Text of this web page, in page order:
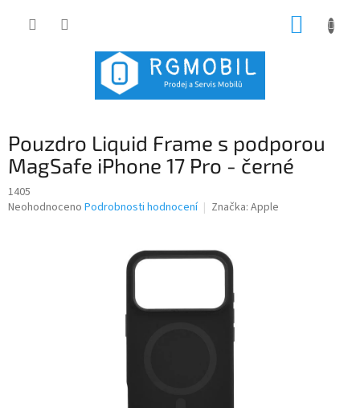
Pouzdro Liquid Frame s podporou
MagSafe iPhone 17 Pro - černé
1405
Průměrné
Neohodnoceno Podrobnosti hodnocení Značka: Apple